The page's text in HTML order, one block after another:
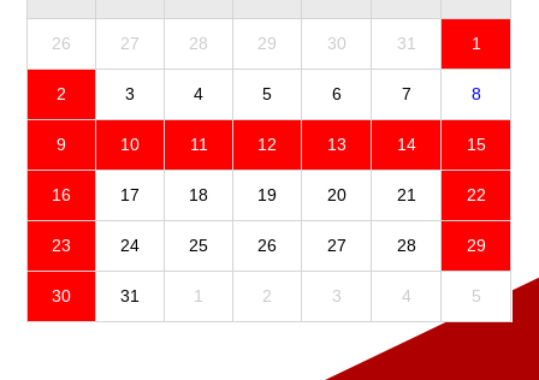
26 27 28 29 30 31 1
2 3 4 5 6 7 8
9 10 11 12 13 14 15
16 17 18 19 20 21 22
23 24 25 26 27 28 29
30 31 1 2 3 4 5